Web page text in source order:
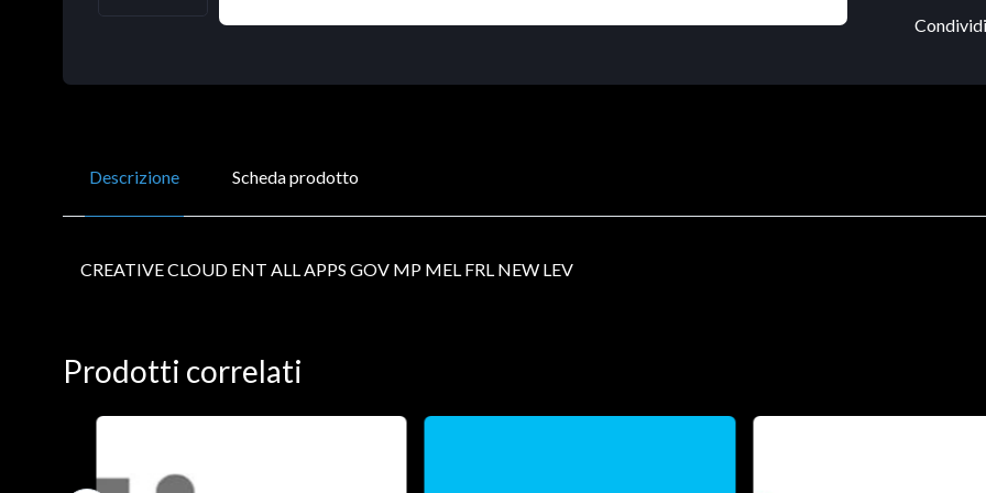
Descrizione Scheda prodotto
CREATIVE CLOUD ENT ALL APPS GOV MP MEL FRL NEW LEV
Prodotti correlati